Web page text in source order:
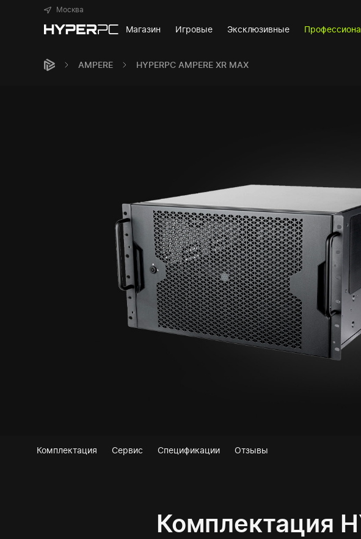
Москва
Магазин Игровые Эксклюзивные
AMPERE HYPERPC AMPERE XR MAX
Комплектация Сервис Спецификации Отзывы
Комплектация